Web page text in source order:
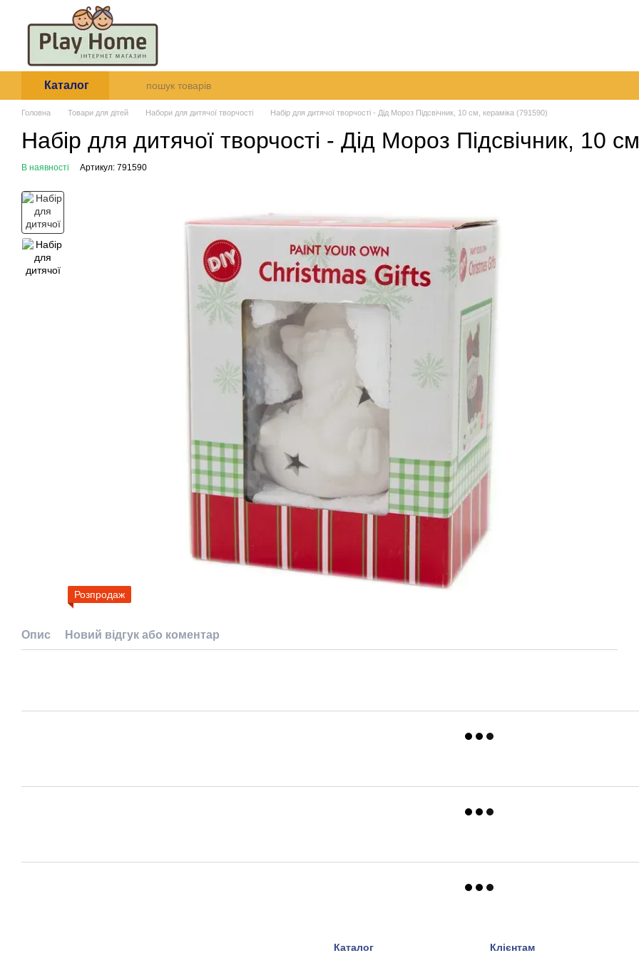
Перейти до основного контенту
Каталог
Головна Товари для дітей Набори для дитячої творчості Набір для дитячої творчості - Дід Мороз Підсвічник, 10 см, кераміка (791590)
Набір для дитячої творчості - Дід Мороз Підсвічник, 10 см
В наявності Артикул: 791590
Розпродаж
Опис Новий відгук або коментар
Каталог Клієнтам